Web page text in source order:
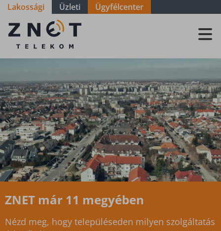
Lakossági Üzleti Ügyfélcenter
Szolgáltatási
terület - Zala
- Lasztonya
ZNET már 11 megyében
Nézd meg, hogy településeden milyen szolgáltatás